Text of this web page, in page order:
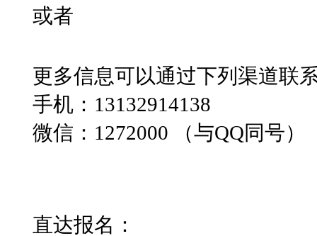
或者
更多信息可以通过下列渠道联
手机：13132914138
微信：1272000 （与QQ同号）
直达报名：